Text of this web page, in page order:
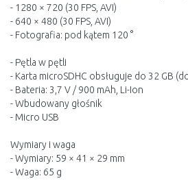
- 1280 × 720 (30 FPS, AVI)
- 640 × 480 (30 FPS, AVI)
- Fotografia: pod kątem 120 °
- Pętla w pętli
- Karta microSDHC obsługuje do 32 GB
- Bateria: 3,7 V / 900 mAh, Li-Ion
- Wbudowany głośnik
- Micro USB
Wymiary i waga
- Wymiary: 59 × 41 × 29 mm
- Waga: 65 g